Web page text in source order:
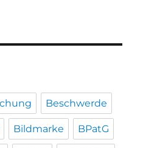
Beschwerde
Bildmarke BPatG